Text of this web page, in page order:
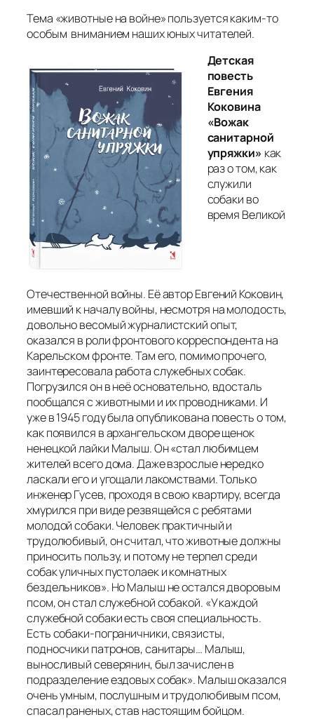
Тема «животные на войне» пользуется каким-то
особым вниманием наших юных читателей.
Детская
повесть
Евгения
Коковина
«Вожак
санитарной
упряжки» как
раз о том, как
служили
собаки во
время Великой
Отечественной войны. Её автор Евгений Коковин,
имевший к началу войны, несмотря на молодость,
довольно весомый журналистский опыт,
оказался в роли фронтового корреспондента на
Карельском фронте. Там его, помимо прочего,
заинтересовала работа служебных собак.
Погрузился он в неё основательно, вдосталь
пообщался с животными и их проводниками. И
уже в 1945 году была опубликована повесть о том,
как появился в архангельском дворе щенок
ненецкой лайки Малыш. Он «стал любимцем
жителей всего дома. Даже взрослые нередко
ласкали его и угощали лакомствами. Только
инженер Гусев, проходя в свою квартиру, всегда
хмурился при виде резвящейся с ребятами
молодой собаки. Человек практичный и
трудолюбивый, он считал, что животные должны
приносить пользу, и потому не терпел среди
собак уличных пустолаек и комнатных
бездельников». Но Малыш не остался дворовым
псом, он стал служебной собакой. «У каждой
служебной собаки есть своя специальность.
Есть собаки-пограничники, связисты,
подносчики патронов, санитары… Малыш,
выносливый северянин, был зачислен в
подразделение ездовых собак». Малыш оказался
очень умным, послушным и трудолюбивым псом,
спасал раненых, став настоящим бойцом.